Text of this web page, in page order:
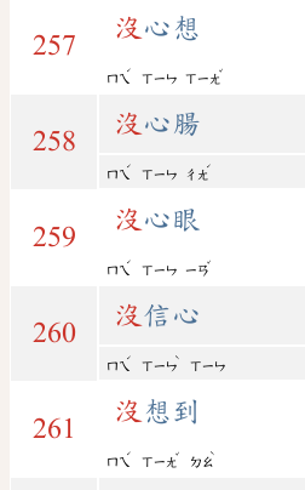
257
沒 心想
ㄇㄟ
ˊ
ㄒㄧㄣ ㄒㄧㄤ
ˇ
258
沒 心腸
ㄇㄟ
ˊ
ㄒㄧㄣ ㄔㄤ
ˊ
259
沒 心眼
ㄇㄟ
ˊ
ㄒㄧㄣ ㄧㄢ
ˇ
260
沒 信心
ㄇㄟ
ˊ
ㄒㄧㄣ
ˋ
ㄒㄧㄣ
261
沒 想到
ㄇㄟ
ˊ
ㄒㄧㄤ
ˇ
ㄉㄠ
ˋ